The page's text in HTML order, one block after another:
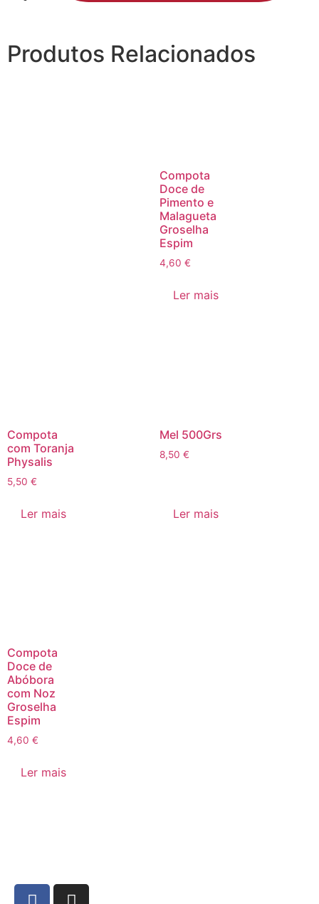
Produtos Relacionados
Compota
Doce de
Pimento e
Malagueta
Groselha
Espim
4,60 €
Ler mais
Compota
com Toranja
Physalis
5,50 €
Ler mais
Mel 500Grs
8,50 €
Ler mais
Compota
Doce de
Abóbora
com Noz
Groselha
Espim
4,60 €
Ler mais